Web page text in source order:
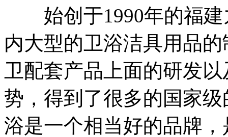
始创于1990年的福建
内大型的卫浴洁具用品
卫配套产品上面的研发
势，得到了很多的国家
浴是一个相当好的品牌